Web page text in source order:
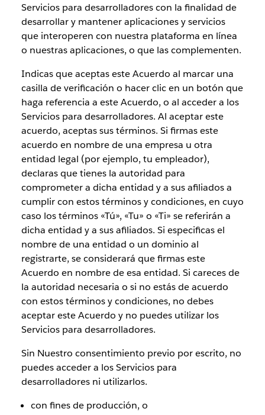
Servicios para desarrolladores con la finalidad de
desarrollar y mantener aplicaciones y servicios
que interoperen con nuestra plataforma en línea
o nuestras aplicaciones, o que las complementen.
Indicas que aceptas este Acuerdo al marcar una
casilla de verificación o hacer clic en un botón que
haga referencia a este Acuerdo, o al acceder a los
Servicios para desarrolladores. Al aceptar este
acuerdo, aceptas sus términos. Si firmas este
acuerdo en nombre de una empresa u otra
entidad legal (por ejemplo, tu empleador),
declaras que tienes la autoridad para
comprometer a dicha entidad y a sus afiliados a
cumplir con estos términos y condiciones, en cuyo
caso los términos «Tú», «Tu» o «Ti» se referirán a
dicha entidad y a sus afiliados. Si especificas el
nombre de una entidad o un dominio al
registrarte, se considerará que firmas este
Acuerdo en nombre de esa entidad. Si careces de
la autoridad necesaria o si no estás de acuerdo
con estos términos y condiciones, no debes
aceptar este Acuerdo y no puedes utilizar los
Servicios para desarrolladores.
Sin Nuestro consentimiento previo por escrito, no
puedes acceder a los Servicios para
desarrolladores ni utilizarlos.
con fines de producción, o